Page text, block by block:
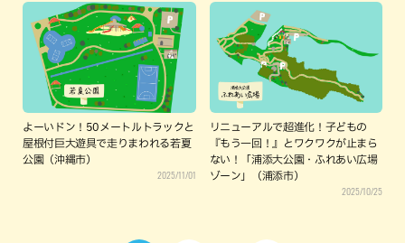
よーいドン！50メートルトラックと
屋根付巨大遊具で走りまわれる若夏
公園（沖縄市）
2025/11/01
リニューアルで超進化！子どもの
『もう一回！』とワクワクが止まら
ない！「浦添大公園・ふれあい広場
ゾーン」（浦添市）
2025/10/25